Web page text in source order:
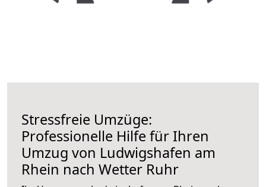
Stressfreie Umzüge:
Professionelle Hilfe für Ihren
Umzug von Ludwigshafen am
Rhein nach Wetter Ruhr